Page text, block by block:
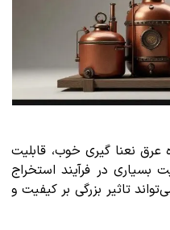
نعنا گیری خوب، قابلیت
در فرآیند استخراج
تاثیر بزرگی بر کیفیت و